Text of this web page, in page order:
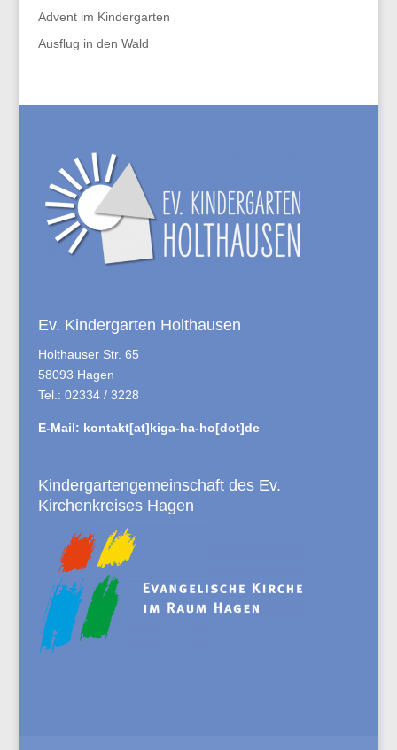
Advent im Kindergarten
Ausflug in den Wald
Ev. Kindergarten Holthausen
Holthauser Str. 65
58093 Hagen
Tel.: 02334 / 3228
E-Mail: kontakt[at]kiga-ha-ho[dot]de
Kindergartengemeinschaft des Ev.
Kirchenkreises Hagen